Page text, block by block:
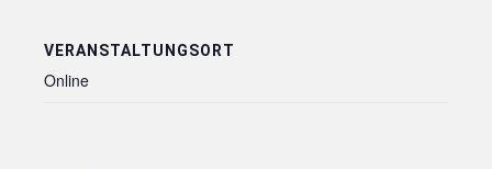
VERANSTALTUNGSORT
Online